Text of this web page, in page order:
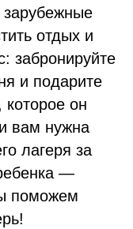
зарубежные
отдых и
забронируйте
и подарите
которое он
вам нужна
лагеря за
—
поможем